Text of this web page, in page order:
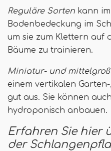
Reguläre Sorten kann
Bodenbedeckung im
um sie zum Klettern auf
Bäume zu trainieren.
Miniatur- und
einem vertikalen
gut aus. Sie können
hydroponisch anbauen.
Erfahren Sie hier
der